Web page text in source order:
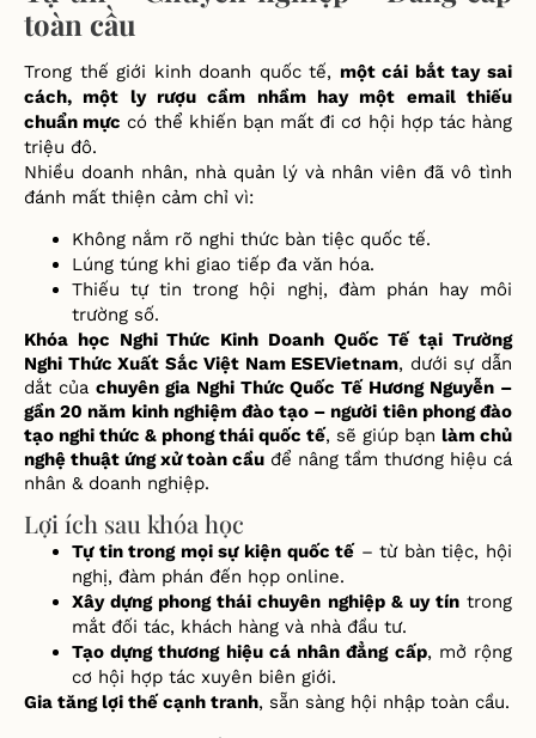
toàn cầu
Trong thế giới kinh doanh quốc tế, một cái bắt tay sai
cách, một ly rượu cầm nhầm hay một email thiếu
chuẩn mực có thể khiến bạn mất đi cơ hội hợp tác hàng
triệu đô.
Nhiều doanh nhân, nhà quản lý và nhân viên đã vô tình
đánh mất thiện cảm chỉ vì:
Không nắm rõ nghi thức bàn tiệc quốc tế.
Lúng túng khi giao tiếp đa văn hóa.
Thiếu tự tin trong hội nghị, đàm phán hay môi
trường số.
Khóa học Nghi Thức Kinh Doanh Quốc Tế tại Trường
Nghi Thức Xuất Sắc Việt Nam ESEVietnam, dưới sự dẫn
dắt của chuyên gia Nghi Thức Quốc Tế Hương Nguyễn –
gần 20 năm kinh nghiệm đào tạo – người tiên phong đào
tạo nghi thức & phong thái quốc tế, sẽ giúp bạn làm chủ
nghệ thuật ứng xử toàn cầu để nâng tầm thương hiệu cá
nhân & doanh nghiệp.
Lợi ích sau khóa học
Tự tin trong mọi sự kiện quốc tế– từ bàn tiệc, hội
nghị, đàm phán đến họp online.
Xây dựng phong thái chuyên nghiệp & uy tíntrong
mắt đối tác, khách hàng và nhà đầu tư.
Tạo dựng thương hiệu cá nhân đẳng cấp, mở rộng
cơ hội hợp tác xuyên biên giới.
Gia tăng lợi thế cạnh tranh, sẵn sàng hội nhập toàn cầu.